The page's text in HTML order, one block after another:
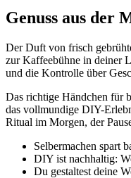
Genuss aus der
Der Duft von frisch
zur Kaffeebühne in deiner
und die Kontrolle über
Das richtige Händchen für
das vollmundige DIY-
Ritual im Morgen, der
Selbermachen spart
DIY ist nachhaltig:
Du gestaltest deine